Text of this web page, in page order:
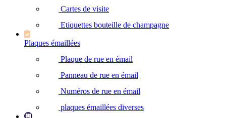
Cartes de visite
Etiquettes bouteille de champagne
Plaques émaillées
Plaque de rue en émail
Panneau de rue en émail
Numéros de rue en émail
plaques émaillées diverses